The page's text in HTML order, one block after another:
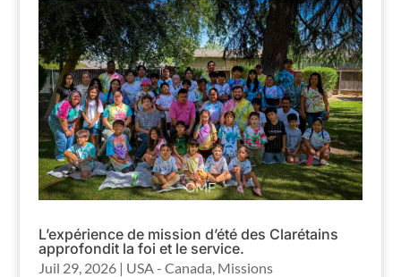
L’expérience de mission d’été des Clarétains
approfondit la foi et le service.
Juil 29, 2026| USA - Canada Missions